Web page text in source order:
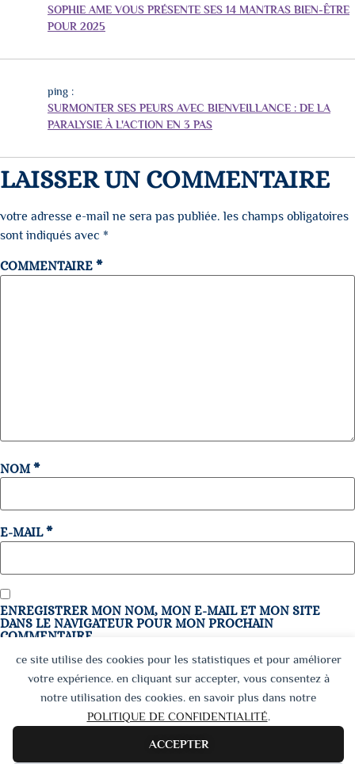
ce site utilise des cookies pour les statistiques et pour améliorer
votre expérience. en cliquant sur accepter, vous consentez à
notre utilisation des cookies. en savoir plus dans notre
POLITIQUE DE CONFIDENTIALITÉ.
ACCEPTER
SOPHIE AME VOUS PRÉSENTE SES 14 MANTRAS BIEN-ÊTRE
POUR 2025
ping :
SURMONTER SES PEURS AVEC BIENVEILLANCE : DE LA
PARALYSIE À L'ACTION EN 3 PAS
LAISSER UN COMMENTAIRE
votre adresse e-mail ne sera pas publiée. les champs obligatoires
sont indiqués avec *
COMMENTAIRE *
NOM *
E-MAIL*
ENREGISTRER MON NOM, MON E-MAIL ET MON SITE
DANS LE NAVIGATEUR POUR MON PROCHAIN
COMMENTAIRE.